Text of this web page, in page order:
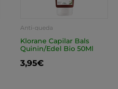
Anti-queda
Klorane Capilar Bals
Quinin/Edel Bio 50Ml
3,95€